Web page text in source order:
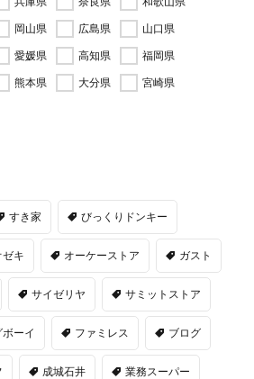
岡山県 広島県
山口県
愛媛県 高知県
福岡県
熊本県 大分県
宮崎県
すき家 びっくりドンキー
ゼキ オーケーストア ガスト
サイゼリヤ サミットストア
ボーイ ファミレス ブログ
成城石井 業務スーパー